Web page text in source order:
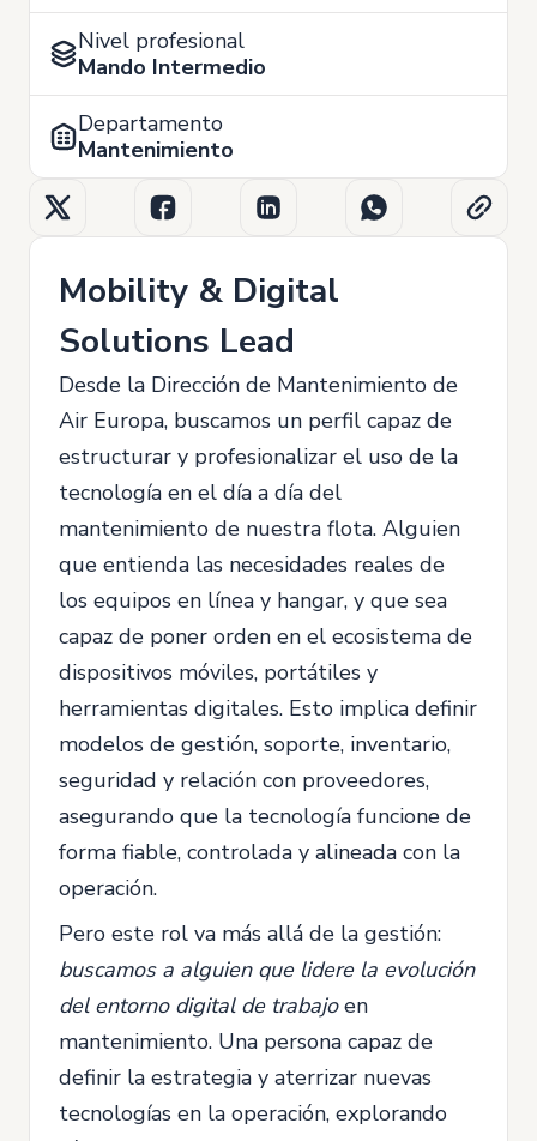
Nivel profesional
Mando Intermedio
Departamento
Mantenimiento
Mobility & Digital
Solutions Lead
Desde la Dirección de Mantenimiento de
Air Europa, buscamos un perfil capaz de
estructurar y profesionalizar el uso de la
tecnología en el día a día del
mantenimiento de nuestra flota. Alguien
que entienda las necesidades reales de
los equipos en línea y hangar, y que sea
capaz de poner orden en el ecosistema de
dispositivos móviles, portátiles y
herramientas digitales. Esto implica definir
modelos de gestión, soporte, inventario,
seguridad y relación con proveedores,
asegurando que la tecnología funcione de
forma fiable, controlada y alineada con la
operación.
Pero este rol va más allá de la gestión:
buscamos a alguien que lidere la evolución
del entorno digital de trabajoen
mantenimiento. Una persona capaz de
definir la estrategia y aterrizar nuevas
tecnologías en la operación, explorando